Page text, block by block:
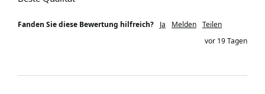
Fanden Sie diese Bewertung hilfreich? Ja Melden Teilen
vor 19 Tagen